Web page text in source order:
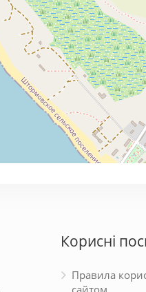
Корисні
Правила
сайтом